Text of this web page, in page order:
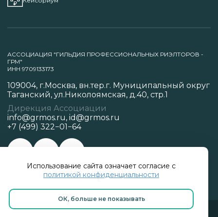
Использование сайта означает согласие с
политикой конфиденциальности
ОК, больше не показывать
АССОЦИАЦИЯ "ГИЛЬДИЯ ПРОФЕССИОНАЛЬНЫХ РИЭЛТОРОВ -
ГРМ"
ИНН 9709133173
109004, г.Москва, вн.тер.г. Муниципальный округ
Таганский, ул.Николоямская, д.40, стр.1
Дирекция Ассоциации
info@grmos.ru, id@grmos.ru
+7 (499) 322−01−64
Политика конфиденциальности